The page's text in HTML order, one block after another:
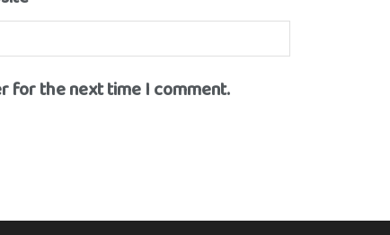
for the next time I comment.